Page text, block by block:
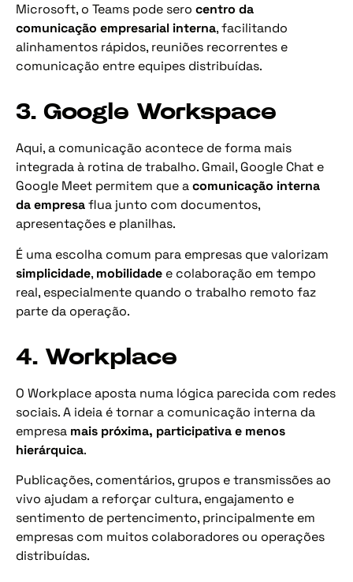
Microsoft, o Teams pode sero centro da
comunicação empresarial interna, facilitando
alinhamentos rápidos, reuniões recorrentes e
comunicação entre equipes distribuídas.
3. Google Workspace
Aqui, a comunicação acontece de forma mais
integrada à rotina de trabalho. Gmail, Google Chat e
Google Meet permitem que acomunicação interna
da empresaflua junto com documentos,
apresentações e planilhas.
É uma escolha comum para empresas que valorizam
simplicidade, mobilidade e colaboração em tempo
real, especialmente quando o trabalho remoto faz
parte da operação.
4. Workplace
O Workplace aposta numa lógica parecida com redes
sociais. A ideia é tornar a comunicação interna da
empresa mais próxima, participativa e menos
hierárquica.
Publicações, comentários, grupos e transmissões ao
vivo ajudam a reforçar cultura, engajamento e
sentimento de pertencimento, principalmente em
empresas com muitos colaboradores ou operações
distribuídas.